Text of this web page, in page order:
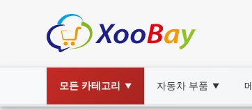
모든 카테고리 ▼ 자동차 부품 ▼